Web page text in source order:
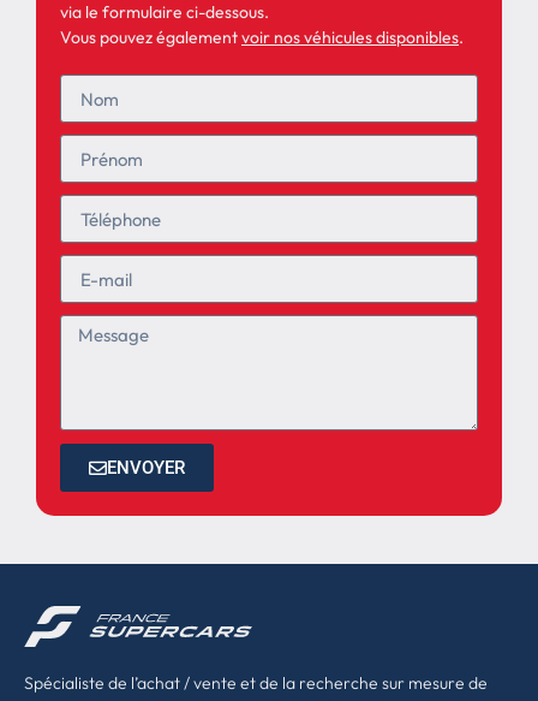
via le formulaire ci-dessous.
Vous pouvez égalementvoir nos véhicules disponibles.
ENVOYER
Spécialiste de l’achat / vente et de la recherche sur mesure de